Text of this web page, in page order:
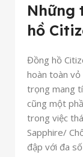
Những
hồ
Đồng hồ
hoàn toàn vỏ
trọng mang
cũng một
trong việc
Sapphire/
đập với đa